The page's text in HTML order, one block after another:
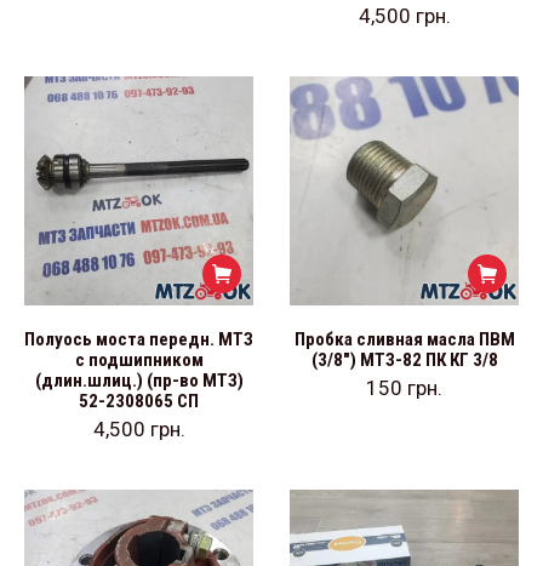
4,500 грн.
Полуось моста передн. МТЗ
с подшипником
(длин.шлиц.) (пр-во МТЗ)
52-2308065 СП
4,500 грн.
Пробка сливная масла ПВМ
(3/8″) МТЗ-82 ПК КГ 3/8
150 грн.